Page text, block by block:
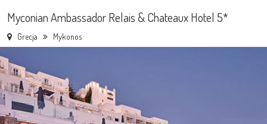
Myconian Ambassador Relais & Chateaux Hotel 5*
Grecja Mykonos